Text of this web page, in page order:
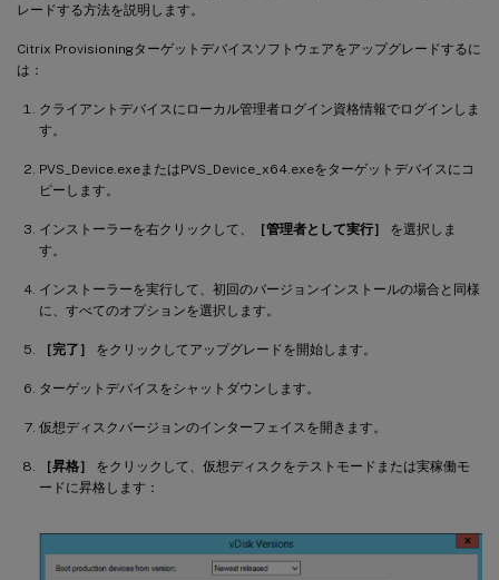
レードする方法を説明します。
Citrix Provisioningターゲットデバイスソフトウェアをアップグレードするに
は：
クライアントデバイスにローカル管理者ログイン資格情報でログインしま
す。
PVS_Device.exeまたはPVS_Device_x64.exeをターゲットデバイスにコ
ピーします。
インストーラーを右クリックして、 ［管理者として実行］
を選択しま
す。
インストーラーを実行して、初回のバージョンインストールの場合と同様
に、すべてのオプションを選択します。
［完了］ をクリックしてアップグレードを開始します。
ターゲットデバイスをシャットダウンします。
仮想ディスクバージョンのインターフェイスを開きます。
［昇格］
をクリックして、仮想ディスクをテストモードまたは実稼働モ
ードに昇格します：